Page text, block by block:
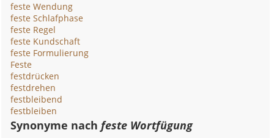
feste Wendung
feste Schlafphase
feste Regel
feste Kundschaft
feste Formulierung
Feste
festdrücken
festdrehen
festbleibend
festbleiben
Synonyme nachfeste Wortfügung